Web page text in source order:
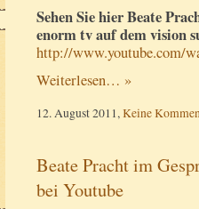
Sehen Sie hier Beate
enorm tv auf dem vision
http://www.youtube.com/
Weiterlesen… »
12. August 2011, Keine
Beate Pracht im
bei Youtube